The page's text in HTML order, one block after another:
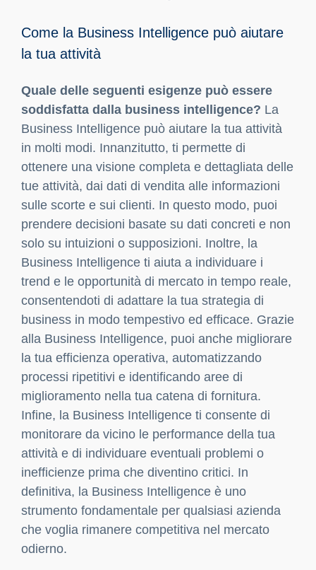
Come la Business Intelligence può aiutare
la tua attività
Quale delle seguenti esigenze può essere
soddisfatta dalla business intelligence? La
Business Intelligence può aiutare la tua attività
in molti modi. Innanzitutto, ti permette di
ottenere una visione completa e dettagliata delle
tue attività, dai dati di vendita alle informazioni
sulle scorte e sui clienti. In questo modo, puoi
prendere decisioni basate su dati concreti e non
solo su intuizioni o supposizioni. Inoltre, la
Business Intelligence ti aiuta a individuare i
trend e le opportunità di mercato in tempo reale,
consentendoti di adattare la tua strategia di
business in modo tempestivo ed efficace. Grazie
alla Business Intelligence, puoi anche migliorare
la tua efficienza operativa, automatizzando
processi ripetitivi e identificando aree di
miglioramento nella tua catena di fornitura.
Infine, la Business Intelligence ti consente di
monitorare da vicino le performance della tua
attività e di individuare eventuali problemi o
inefficienze prima che diventino critici. In
definitiva, la Business Intelligence è uno
strumento fondamentale per qualsiasi azienda
che voglia rimanere competitiva nel mercato
odierno.